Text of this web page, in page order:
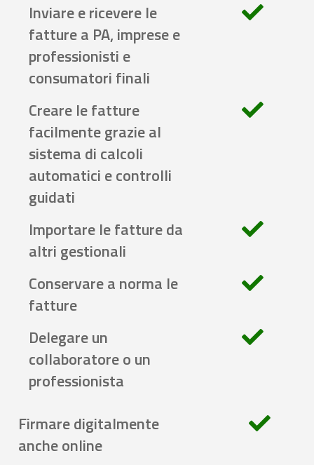
Inviare e ricevere le
fatture a PA, imprese e
professionisti e
consumatori finali
Creare le fatture
facilmente grazie al
sistema di calcoli
automatici e controlli
guidati
Importare le fatture da
altri gestionali
Conservare a norma le
fatture
Delegare un
collaboratore o un
professionista
Firmare digitalmente
anche online